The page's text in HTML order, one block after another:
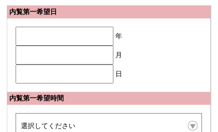
内覧第一希望日
年
月
日
内覧第一希望時間